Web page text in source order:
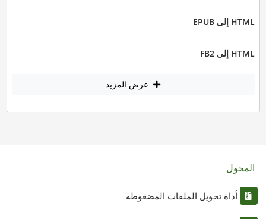
HTML إلى EPUB
HTML إلى FB2
عرض المزيد
المحول
أداة تحويل الملفات المضغوطة